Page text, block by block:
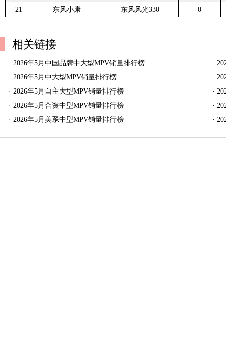
21
东风小康 东风风光330 0
相关链接
· 2026年5月中国品牌中大型MPV销量排行榜 ·
· 2026年5月中大型MPV销量排行榜 ·
· 2026年5月自主大型MPV销量排行榜 ·
· 2026年5月合资中型MPV销量排行榜 ·
· 2026年5月美系中型MPV销量排行榜 ·